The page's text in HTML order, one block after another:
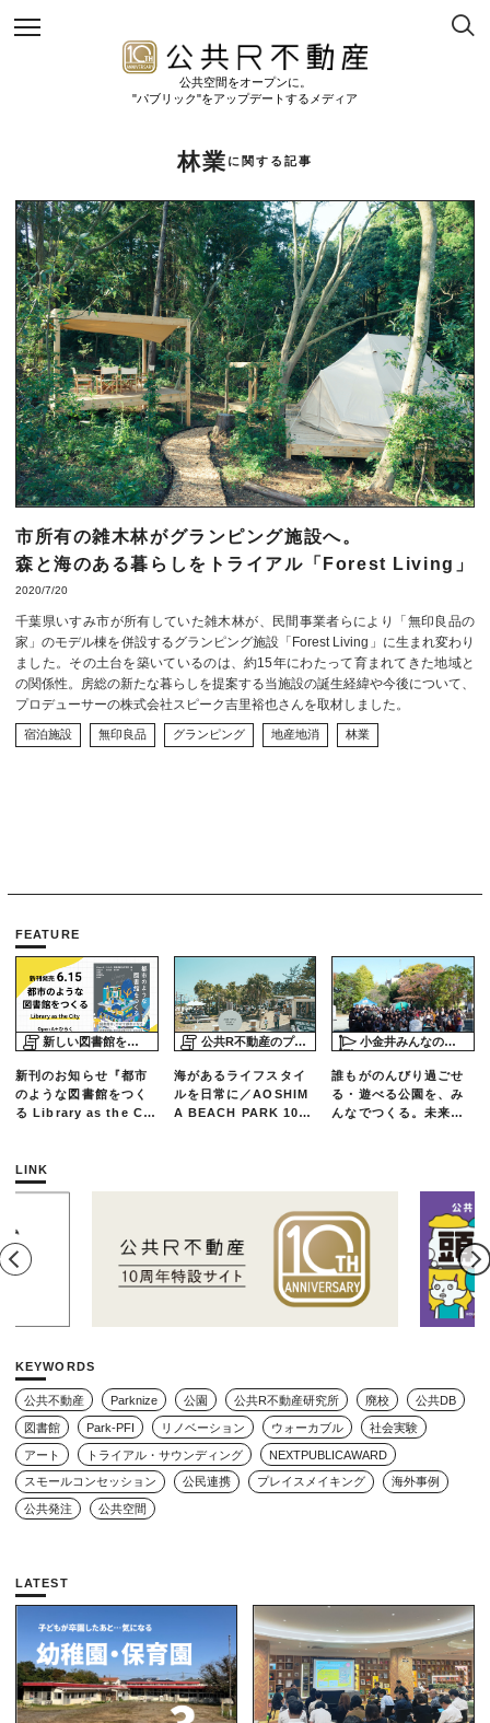
公共空間をオープンに。
"パブリック"をアップデートするメディア
林業 に関する記事
市所有の雑木林がグランピング施設へ。
森と海のある暮らしをトライアル「Forest Living」
2020/7/20
千葉県いすみ市が所有していた雑木林が、民間事業者らにより「無印良品の
家」のモデル棟を併設するグランピング施設「Forest Living」に生まれ変わり
ました。その土台を築いているのは、約15年にわたって育まれてきた地域と
の関係性。房総の新たな暮らしを提案する当施設の誕生経緯や今後について、
プロデューサーの株式会社スピーク吉里裕也さんを取材しました。
宿泊施設 無印良品 グランピング 地産地消 林業
FEATURE
新しい図書館をめぐる旅
新刊のお知らせ『都市
のような図書館をつく
る Library as the Cit
公共R不動産のプロジェクトスタディ
海があるライフスタイ
ルを日常に／AOSHIM
A BEACH PARK 10年
小金井みんなの公園プロジェクト「play here」
誰もがのんびり過ごせ
る・遊べる公園を、み
んなでつくる。未来の
LINK
KEYWORDS
公共不動産 Parknize 公園 公共R不動産研究所 廃校 公共DB
図書館 Park-PFI リノベーション ウォーカブル 社会実験
アート トライアル・サウンディング NEXTPUBLICAWARD
スモールコンセッション 公民連携 プレイスメイキング 海外事例
公共発注 公共空間
LATEST